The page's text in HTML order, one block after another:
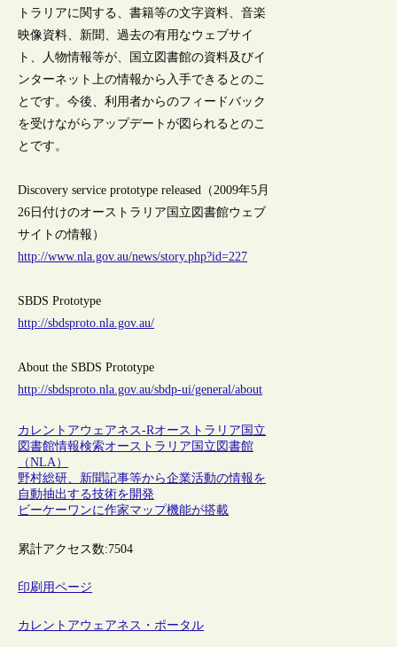
トラリアに関する、書籍等の文字資料、音楽
映像資料、新聞、過去の有用なウェブサイ
ト、人物情報等が、国立図書館の資料及びイ
ンターネット上の情報から入手できるとのこ
とです。今後、利用者からのフィードバック
を受けながらアップデートが図られるとのこ
とです。
Discovery service prototype released（2009年5月
26日付けのオーストラリア国立図書館ウェブ
サイトの情報）
http://www.nla.gov.au/news/story.php?id=227
SBDS Prototype
http://sbdsproto.nla.gov.au/
About the SBDS Prototype
http://sbdsproto.nla.gov.au/sbdp-ui/general/about
カレントアウェアネス-Rオーストラリア 国立
図書館情報検索オーストラリア国立図書館
（NLA）
野村総研、新聞記事等から企業活動の情報を
自動抽出する技術を開発
ビーケーワンに作家マップ機能が搭載
累計アクセス数:7504
印刷用ページ
カレントアウェアネス・ポータル